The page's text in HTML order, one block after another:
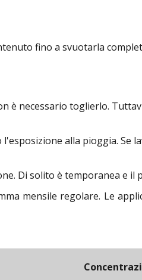
fino a svuotarla
è necessario toglierlo.
alla pioggia.
Di solito è temporanea e il
mensile regolare. Le